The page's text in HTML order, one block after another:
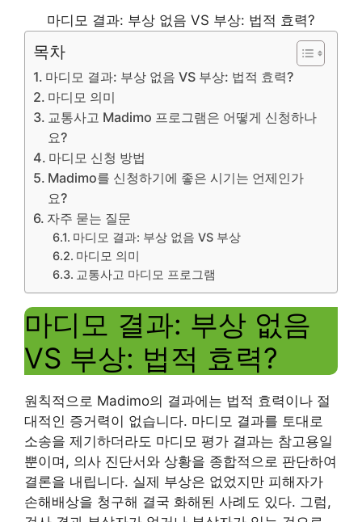
마디모 결과: 부상 없음 VS 부상: 법적 효력?
목차
마디모 결과: 부상 없음 VS 부상: 법적 효력?
마디모 의미
교통사고 Madimo 프로그램은 어떻게 신청하나
요?
마디모 신청 방법
Madimo를 신청하기에 좋은 시기는 언제인가
요?
자주 묻는 질문
마디모 결과: 부상 없음 VS 부상
마디모 의미
교통사고 마디모 프로그램
마디모 결과: 부상 없음
VS 부상: 법적 효력?
원칙적으로 Madimo의 결과에는 법적 효력이나 절
대적인 증거력이 없습니다. 마디모 결과를 토대로
소송을 제기하더라도 마디모 평가 결과는 참고용일
뿐이며, 의사 진단서와 상황을 종합적으로 판단하여
결론을 내립니다. 실제 부상은 없었지만 피해자가
손해배상을 청구해 결국 화해된 사례도 있다. 그럼,